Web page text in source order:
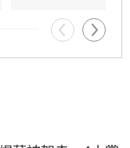
止血。此事件
的巨大風險，